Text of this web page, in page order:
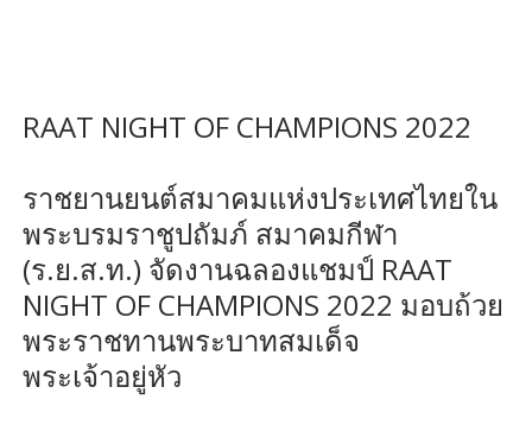
RAAT NIGHT OF CHAMPIONS 2022
ราชยานยนต์สมาคมแห่งประเทศไทยใน
พระบรมราชูปถัมภ์ สมาคมกีฬา
(ร.ย.ส.ท.) จัดงานฉลองแชมป์ RAAT
NIGHT OF CHAMPIONS 2022 มอบถ้วย
พระราชทานพระบาทสมเด็จ
พระเจ้าอยู่หัว